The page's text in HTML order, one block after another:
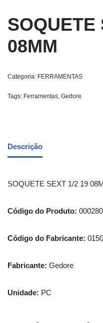
SOQUETE
08MM
Categoria: FERRAMENTAS
Tags: Ferramentas, Gedore
Descrição
SOQUETE SEXT 1/2 19
Código do Produto: 000280
Código do Fabricante:
Fabricante: Gedore
Unidade: PC